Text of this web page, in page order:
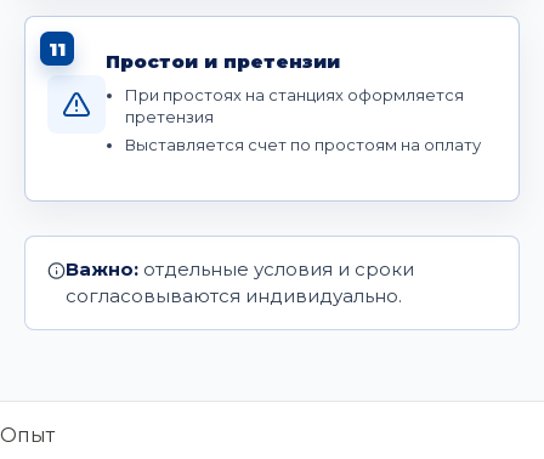
11
Простои и претензии
При простоях на станциях оформляется
претензия
Выставляется счет по простоям на оплату
Важно: отдельные условия и сроки
согласовываются индивидуально.
Опыт